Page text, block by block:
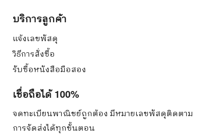
บริการลูกค้า
แจ้งเลขพัสดุ
วิธีการสั่งซื้อ
รับซื้อหนังสือมือสอง
เชื่อถือได้ 100%
จดทะเบียนพาณิชย์ถูกต้อง มีหมายเลขพัสดุติดตาม
การจัดส่งได้ทุกขั้นตอน